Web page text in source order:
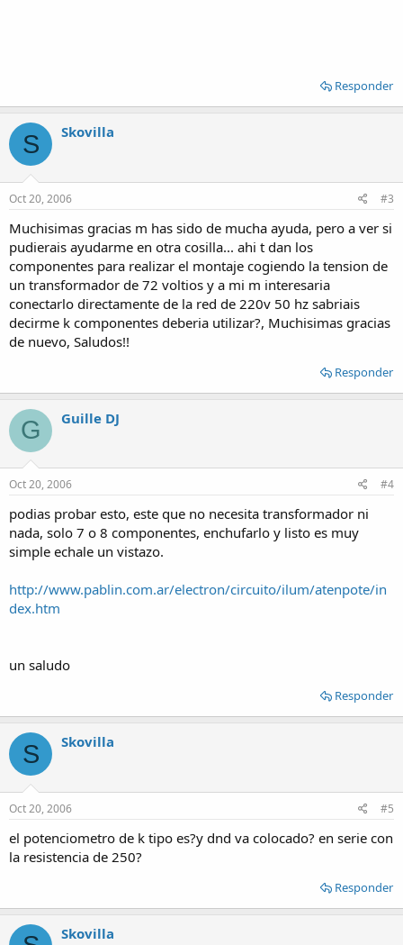
Responder
S Skovilla
Oct 20, 2006 #3
Muchisimas gracias m has sido de mucha ayuda, pero a ver si
pudierais ayudarme en otra cosilla... ahi t dan los
componentes para realizar el montaje cogiendo la tension de
un transformador de 72 voltios y a mi m interesaria
conectarlo directamente de la red de 220v 50 hz sabriais
decirme k componentes deberia utilizar?, Muchisimas gracias
de nuevo, Saludos!!
Responder
G Guille DJ
Oct 20, 2006 #4
podias probar esto, este que no necesita transformador ni
nada, solo 7 o 8 componentes, enchufarlo y listo es muy
simple echale un vistazo.
http://www.pablin.com.ar/electron/circuito/ilum/atenpote/in
dex.htm
un saludo
Responder
S Skovilla
Oct 20, 2006 #5
el potenciometro de k tipo es?y dnd va colocado? en serie con
la resistencia de 250?
Responder
Skovilla